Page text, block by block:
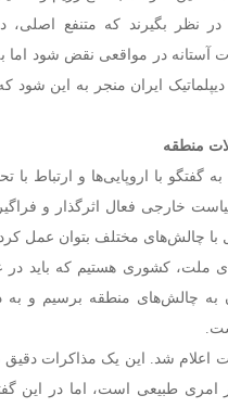
در نظر بگیرند که متنفع
آستانه در مواقعی نقض شود
ایران منجر به این شود
منطقه
با اروپایی‌ها و ارتباط با
خارجی فعال اثرگذار و
با چالش‌های مختلف بتوان عمل
ملت، کشوری هستیم که باید
به چالش‌های منطقه برسیم و به
شد. این یک مذاکرات دقیق
طبیعی است، اما در این